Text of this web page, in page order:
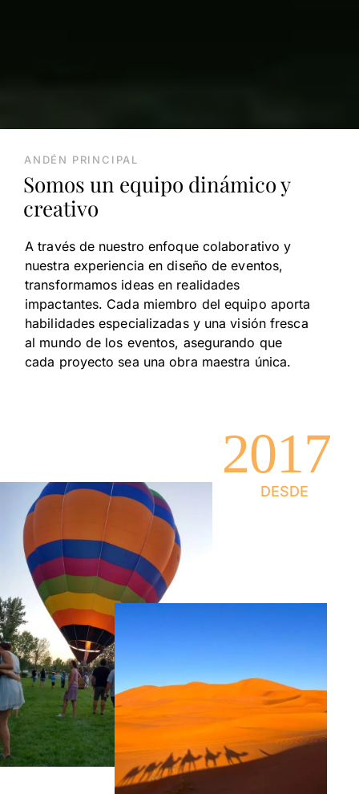
ANDÉN PRINCIPAL
Somos un equipo dinámico y
creativo
A través de nuestro enfoque colaborativo y
nuestra experiencia en diseño de eventos,
transformamos ideas en realidades
impactantes. Cada miembro del equipo aporta
habilidades especializadas y una visión fresca
al mundo de los eventos, asegurando que
cada proyecto sea una obra maestra única.
2017
DESDE